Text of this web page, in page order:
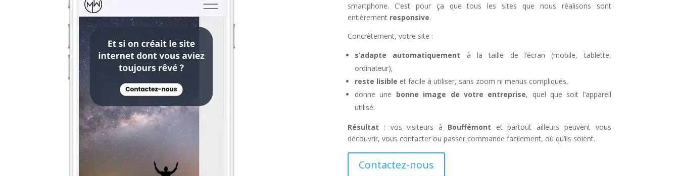
smartphone. C’est pour ça que tous les sites que nous réalisons sont
entièrement responsive.
Concrètement, votre site :
s’adapte automatiquement à la taille de l’écran (mobile, tablette,
ordinateur),
reste lisible et facile à utiliser, sans zoom ni menus compliqués,
donne une bonne image de votre entreprise, quel que soit l’appareil
utilisé.
Résultat : vos visiteurs à Bouffémont et partout ailleurs peuvent vous
découvrir, vous contacter ou passer commande facilement, où qu’ils soient.
Contactez-nous